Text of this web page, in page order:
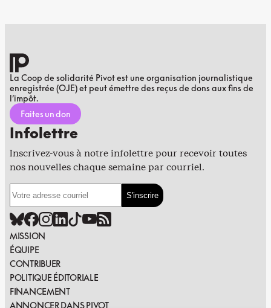
La Coop de solidarité Pivot est une organisation journalistique
enregistrée (OJE) et peut émettre des reçus de dons aux fins de
l’impôt.
Faites un don
Infolettre
Inscrivez-vous à notre infolettre pour recevoir toutes
nos nouvelles chaque semaine par courriel.
MISSION
ÉQUIPE
CONTRIBUER
POLITIQUE ÉDITORIALE
FINANCEMENT
ANNONCER DANS PIVOT